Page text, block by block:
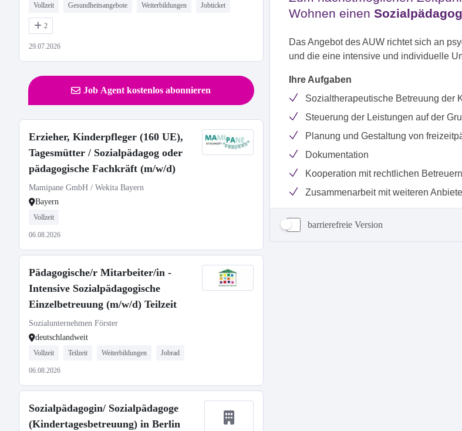
Vollzeit Gesundheitsangebote Weiterbildungen Jobticket
2
29.07.2026
Job Agent kostenlos abonnieren
Erzieher, Kinderpfleger (160 UE),
Tagesmütter / Sozialpädagog oder
pädagogische Fachkräft (m/w/d)
Mamipane GmbH / Wekita Bayern
Bayern
Vollzeit
06.08.2026
Pädagogische/r Mitarbeiter/in -
Intensive Sozialpädagogische
Einzelbetreuung (m/w/d) Teilzeit
Sozialunternehmen Förster
deutschlandweit
Vollzeit Teilzeit Weiterbildungen Jobrad
06.08.2026
Sozialpädagogin/ Sozialpädagoge
(Kindertagesbetreuung) in Berlin
barrierefreie Version